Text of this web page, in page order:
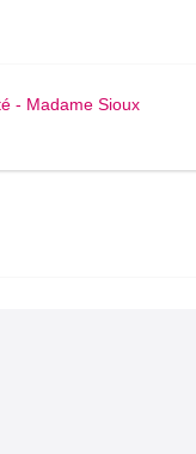
- Madame Sioux